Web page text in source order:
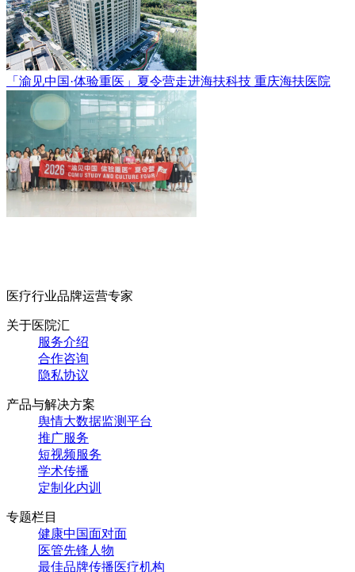
「渝见中国·体验重医」夏令营走进海扶科技 重庆海扶医院
医疗行业品牌运营专家
关于医院汇
服务介绍
合作咨询
隐私协议
产品与解决方案
舆情大数据监测平台
推广服务
短视频服务
学术传播
定制化内训
专题栏目
健康中国面对面
医管先锋人物
最佳品牌传播医疗机构